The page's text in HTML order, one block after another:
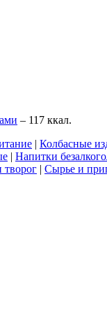
– 117 ккал.
| Колбасные
| Напитки
| Сырье и